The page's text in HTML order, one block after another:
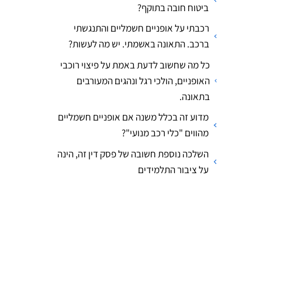
ביטוח חובה בתוקף?
רכבתי על אופניים חשמליים והתנגשתי
ברכב. התאונה באשמתי. יש מה לעשות?
כל מה שחשוב לדעת באמת על פיצוי רוכבי
האופניים, הולכי רגל ונהגים המעורבים
בתאונה.
מדוע זה בכלל משנה אם אופניים חשמליים
מהווים "כלי רכב מנועי"?
השלכה נוספת חשובה של פסק דין זה, הינה
על ציבור התלמידים